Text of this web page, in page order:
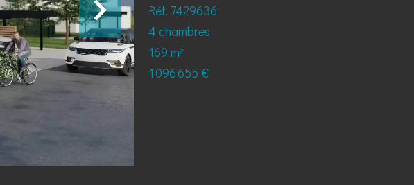
Réf. 7429636
4 chambres
169 m²
1 096 655 €